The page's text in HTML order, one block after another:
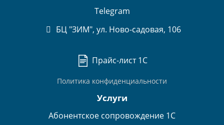
Telegram
БЦ "ЗИМ", ул. Ново-садовая, 106
Прайс-лист 1С
Политика конфиденциальности
Услуги
Абонентское сопровождение 1С